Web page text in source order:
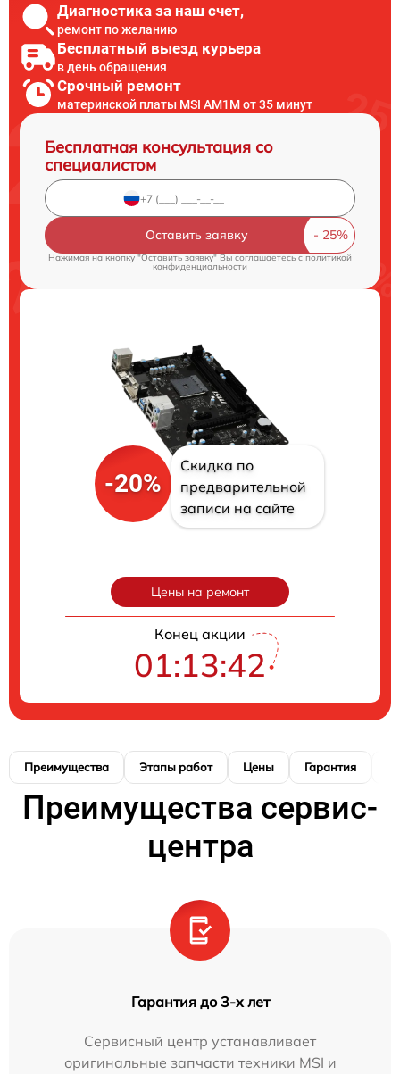
Диагностика за наш счет,
ремонт по желанию
Бесплатный выезд курьера
в день обращения
Срочный ремонт
материнской платы MSI AM1M от 35 минут
Бесплатная консультация со
специалистом
Оставить заявку
Нажимая на кнопку "Оставить заявку" Вы соглашаетесь cполитикой
конфиденциальности
-20%
Скидка по
предварительной
записи на сайте
Цены на ремонт
Конец акции
01:13:41
Преимущества Этапы работ Цены Гарантия
Преимущества сервис-
центра
Гарантия до 3-х лет
Сервисный центр устанавливает
оригинальные запчасти техники MSI и